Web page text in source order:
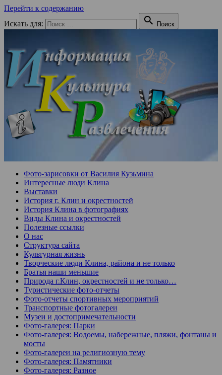
Перейти к содержанию
Искать для:
 Поиск
Фото-зарисовки от Василия Кузьмина
Интересные люди Клина
Выставки
История г. Клин и окрестностей
История Клина в фотографиях
Виды Клина и окрестностей
Полезные ссылки
О нас
Структура сайта
Культурная жизнь
Творческие люди Клина, района и не только
Братья наши меньшие
Природа г.Клин, окрестностей и не только…
Туристические фото-отчеты
Фото-отчеты спортивных мероприятий
Транспортные фотогалереи
Музеи и достопримечательности
Фото-галерея: Парки
Фото-галерея: Водоемы, набережные, пляжи, фонтаны и
мосты
Фото-галереи на религиозную тему
Фото-галерея: Памятники
Фото-галерея: Разное